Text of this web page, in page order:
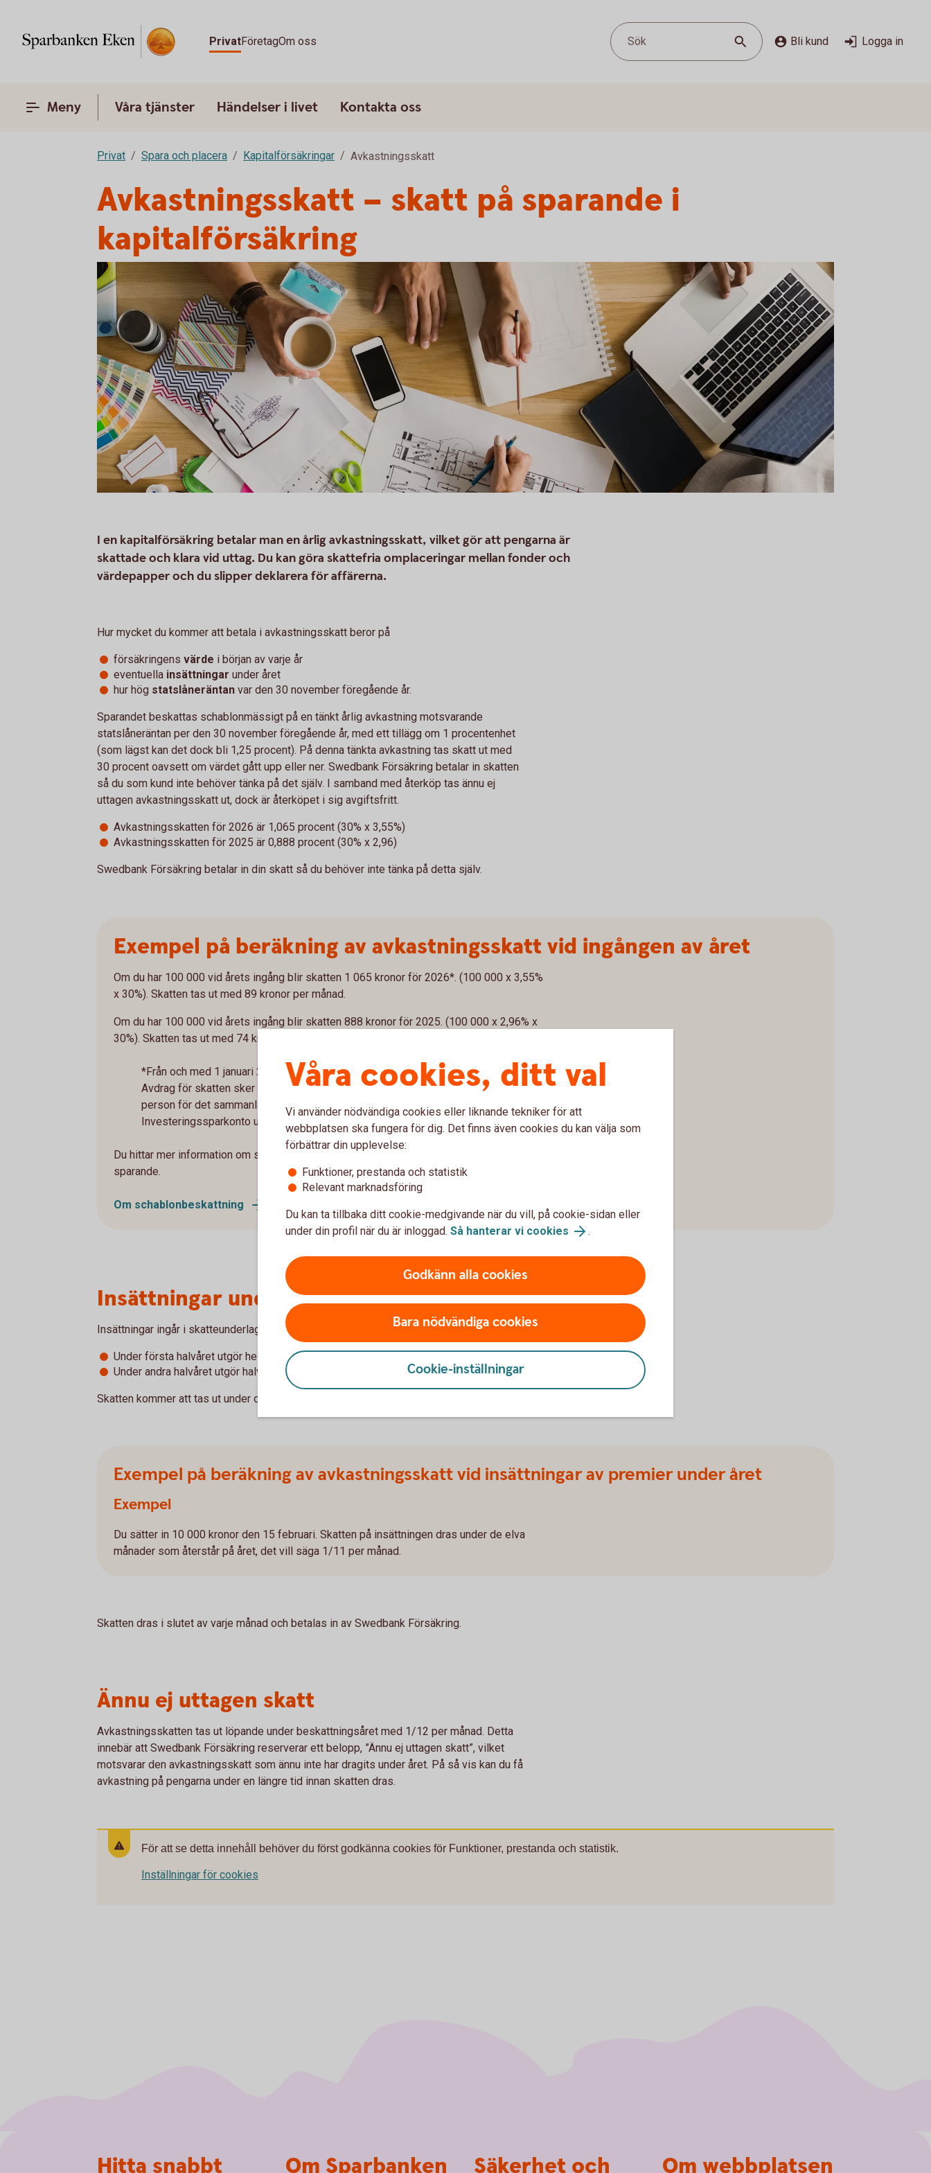
PrivatFöretagOm oss Sök Bli kund Logga in
Meny Våra tjänster Händelser i livet Kontakta oss
Privat Spara och placera Kapitalförsäkringar Avkastningsskatt
Avkastningsskatt – skatt på sparande i
kapitalförsäkring
I en kapitalförsäkring betalar man en årlig avkastningsskatt, vilket gör att pengarna är
skattade och klara vid uttag. Du kan göra skattefria omplaceringar mellan fonder och
värdepapper och du slipper deklarera för affärerna.
Hur mycket du kommer att betala i avkastningsskatt beror på
försäkringens värde i början av varje år
eventuella insättningar under året
hur hög statslåneräntan var den 30 november föregående år.
Sparandet beskattas schablonmässigt på en tänkt årlig avkastning motsvarande
statslåneräntan per den 30 november föregående år, med ett tillägg om 1 procentenhet
(som lägst kan det dock bli 1,25 procent). På denna tänkta avkastning tas skatt ut med
30 procent oavsett om värdet gått upp eller ner. Swedbank Försäkring betalar in skatten
så du som kund inte behöver tänka på det själv. I samband med återköp tas ännu ej
uttagen avkastningsskatt ut, dock är återköpet i sig avgiftsfritt.
Avkastningsskatten för 2026 är 1,065 procent (30% x 3,55%)
Avkastningsskatten för 2025 är 0,888 procent (30% x 2,96)
Swedbank Försäkring betalar in din skatt så du behöver inte tänka på detta själv.
Exempel på beräkning av avkastningsskatt vid ingången av året
Om du har 100 000 vid årets ingång blir skatten 1 065 kronor för 2026*. (100 000 x 3,55%
x 30%). Skatten tas ut med 89 kronor per månad.
Om du har 100 000 vid årets ingång blir skatten 888 kronor för 2025. (100 000 x 2,96% x
30%). Skatten tas ut med 74 kronor per månad.
*Från och med 1 januari 2026 är sparandet skattefritt upp till en grundnivå på 300 000 kr.
Avdrag för skatten sker sedan automatiskt i inkomstdeklarationen. Avdraget gäller per
person för det sammanlagda sparandet i Kapitalförsäkring, PEPP-produkt och
Investeringssparkonto upp till 300 000 kr.
Du hittar mer information om skatteavdraget och skatten på sidan om schablonbeskattat
sparande.
Om schablonbeskattning
Insättningar under året
Insättningar ingår i skatteunderlaget.
Under första halvåret utgör hela insättningen grund för skatt.
Under andra halvåret utgör halva insättningen grund för skatt.
Skatten kommer att tas ut under de resterande månaderna av året.
Exempel på beräkning av avkastningsskatt vid insättningar av premier under året
Exempel
Du sätter in 10 000 kronor den 15 februari. Skatten på insättningen dras under de elva
månader som återstår på året, det vill säga 1/11 per månad.
Skatten dras i slutet av varje månad och betalas in av Swedbank Försäkring.
Ännu ej uttagen skatt
Avkastningsskatten tas ut löpande under beskattningsåret med 1/12 per månad. Detta
innebär att Swedbank Försäkring reserverar ett belopp, ”Ännu ej uttagen skatt”, vilket
motsvarar den avkastningsskatt som ännu inte har dragits under året. På så vis kan du få
avkastning på pengarna under en längre tid innan skatten dras.
För att se detta innehåll behöver du först godkänna cookies för Funktioner, prestanda och statistik.
Inställningar för cookies
Våra cookies, ditt val
Vi använder nödvändiga cookies eller liknande tekniker för att
webbplatsen ska fungera för dig. Det finns även cookies du kan välja som
förbättrar din upplevelse:
Funktioner, prestanda och statistik
Relevant marknadsföring
Du kan ta tillbaka ditt cookie-medgivande när du vill, på cookie-sidan eller
under din profil när du är inloggad. Så hanterar vi cookies .
Godkänn alla cookies
Bara nödvändiga cookies
Cookie-inställningar
Hitta snabbt Om Sparbanken Säkerhet och Om webbplatsen